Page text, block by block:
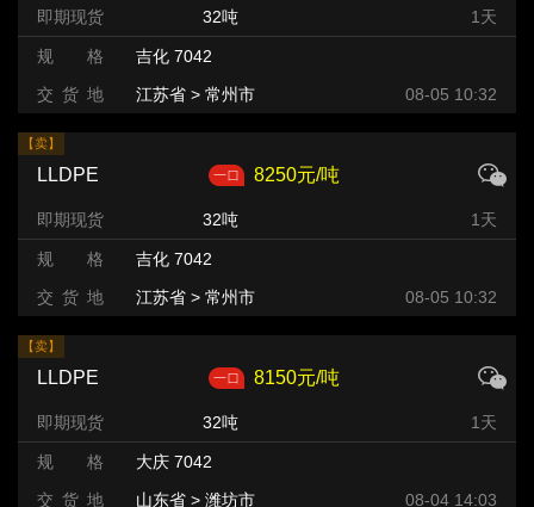
即期现货 32吨 1天
规 格
吉化 7042
交 货 地
江苏省 > 常州市 08-05 10:32
【卖】
LLDPE 8250元/吨
即期现货 32吨 1天
规 格
吉化 7042
交 货 地
江苏省 > 常州市 08-05 10:32
【卖】
LLDPE 8150元/吨
即期现货 32吨 1天
规 格
大庆 7042
交 货 地
山东省 > 潍坊市 > 08-04 14:03